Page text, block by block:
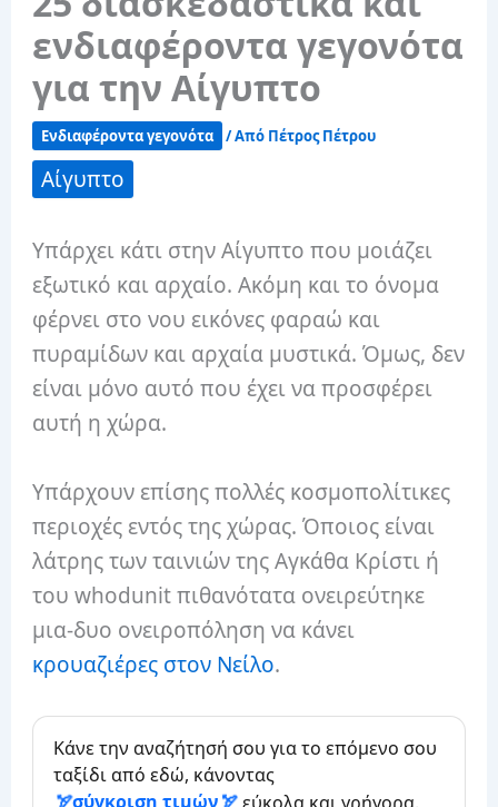
ενδιαφέροντα γεγονότα
για την Αίγυπτο
Ενδιαφέροντα γεγονότα / Από Πέτρος Πέτρου
Αίγυπτο
Υπάρχει κάτι στην Αίγυπτο που μοιάζει
εξωτικό και αρχαίο. Ακόμη και το όνομα
φέρνει στο νου εικόνες φαραώ και
πυραμίδων και αρχαία μυστικά. Όμως, δεν
είναι μόνο αυτό που έχει να προσφέρει
αυτή η χώρα.
Υπάρχουν επίσης πολλές κοσμοπολίτικες
περιοχές εντός της χώρας. Όποιος είναι
λάτρης των ταινιών της Αγκάθα Κρίστι ή
του whodunit πιθανότατα ονειρεύτηκε
μια-δυο ονειροπόληση να κάνει
κρουαζιέρες στον Νείλο.
Κάνε την αναζήτησή σου για το επόμενο σου
ταξίδι από εδώ, κάνοντας
σύγκριση τιμών